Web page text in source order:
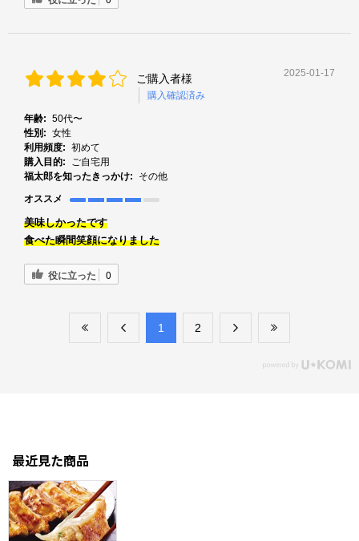
ご購入者様
購入確認済み
2025-01-17
年齢: 50代〜
性別: 女性
利用頻度: 初めて
購入目的:
ご自宅用
福太郎を知ったきっかけ:
その他
オススメ
美味しかったです
食べた瞬間笑顔になりました
役に立った 0
​1 ​2
最近見た商品